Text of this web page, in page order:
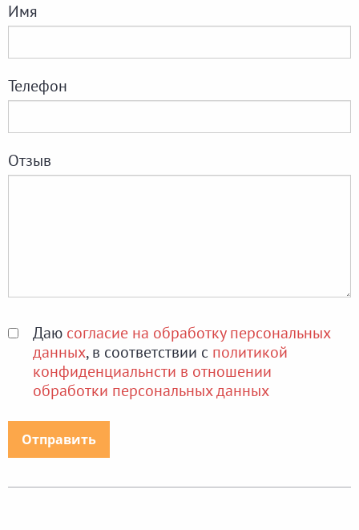
Имя
Телефон
Отзыв
Даю согласие на обработку персональных
данных, в соответствии с политикой
конфиденциальнсти в отношении
обработки персональных данных